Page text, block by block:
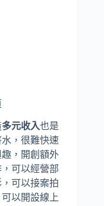
多元收入也是
，很難快速
，開創額外
可以經營部
可以接案拍
以開設線上